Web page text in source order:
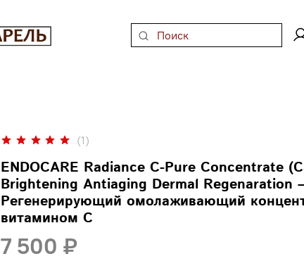
(1)
ENDOCARE Radiance C-Pure Concentrate
Brightening Antiaging Dermal Regenaration –
Регенерирующий омолаживающий
витамином С
7 500 ₽